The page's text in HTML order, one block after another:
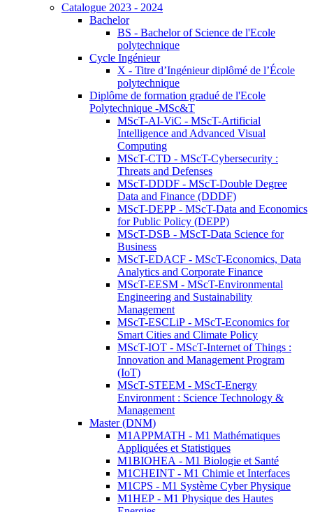
Catalogue 2023 - 2024
Bachelor
BS - Bachelor of Science de l'Ecole
polytechnique
Cycle Ingénieur
X - Titre d’Ingénieur diplômé de l’École
polytechnique
Diplôme de formation gradué de l'Ecole
Polytechnique -MSc&T
MScT-AI-ViC - MScT-Artificial
Intelligence and Advanced Visual
Computing
MScT-CTD - MScT-Cybersecurity :
Threats and Defenses
MScT-DDDF - MScT-Double Degree
Data and Finance (DDDF)
MScT-DEPP - MScT-Data and Economics
for Public Policy (DEPP)
MScT-DSB - MScT-Data Science for
Business
MScT-EDACF - MScT-Economics, Data
Analytics and Corporate Finance
MScT-EESM - MScT-Environmental
Engineering and Sustainability
Management
MScT-ESCLiP - MScT-Economics for
Smart Cities and Climate Policy
MScT-IOT - MScT-Internet of Things :
Innovation and Management Program
(IoT)
MScT-STEEM - MScT-Energy
Environment : Science Technology &
Management
Master (DNM)
M1APPMATH - M1 Mathématiques
Appliquées et Statistiques
M1BIOHEA - M1 Biologie et Santé
M1CHEINT - M1 Chimie et Interfaces
M1CPS - M1 Système Cyber Physique
M1HEP - M1 Physique des Hautes